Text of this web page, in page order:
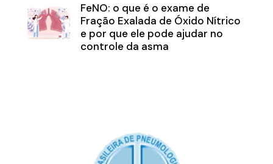
FeNO: o que é o exame de
Fração Exalada de Óxido Nítrico
e por que ele pode ajudar no
controle da asma